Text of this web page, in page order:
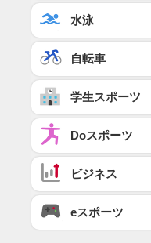
水泳
自転車
学生スポーツ
Doスポーツ
ビジネス
eスポーツ